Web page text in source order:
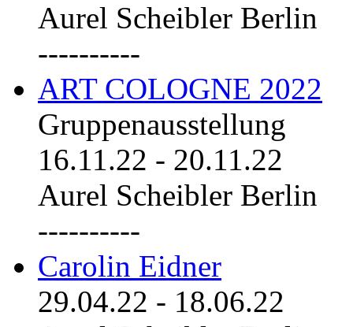
Aurel Scheibler Berlin
----------
ART COLOGNE 2022
Gruppenausstellung
16.11.22 - 20.11.22
Aurel Scheibler Berlin
----------
Carolin Eidner
29.04.22 - 18.06.22